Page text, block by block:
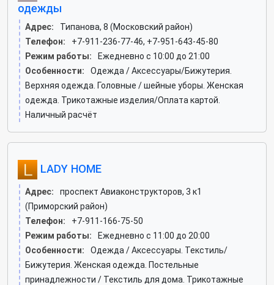
одежды
Адрес:
Типанова, 8 (Московский район)
Телефон:
+7-911-236-77-46, +7-951-643-45-80
Режим работы:
Ежедневно с 10:00 до 21:00
Особенности:
Одежда / Аксессуары/Бижутерия.
Верхняя одежда. Головные / шейные уборы. Женская
одежда. Трикотажные изделия/Оплата картой.
Наличный расчёт
LADY HOME
Адрес:
проспект Авиаконструкторов, 3 к1
(Приморский район)
Телефон:
+7-911-166-75-50
Режим работы:
Ежедневно с 11:00 до 20:00
Особенности:
Одежда / Аксессуары. Текстиль/
Бижутерия. Женская одежда. Постельные
принадлежности / Текстиль для дома. Трикотажные